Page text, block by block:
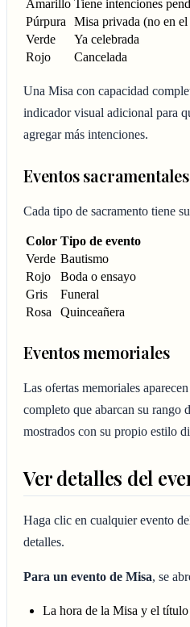
Amarillo Tiene intenciones
Púrpura
Misa privada (no en
Verde
Ya celebrada
Rojo
Cancelada
Una Misa con capacidad
indicador visual adicional para
agregar más intenciones.
Eventos sacramentales
Cada tipo de sacramento tiene
Color Tipo de evento
Verde Bautismo
Rojo
Boda o ensayo
Gris
Funeral
Rosa
Quinceañera
Eventos memoriales
Las ofertas memoriales
completo que abarcan su rango
mostrados con su propio estilo
Ver detalles del
Haga clic en cualquier evento
detalles.
Para un evento de Misa, se
La hora de la Misa y el